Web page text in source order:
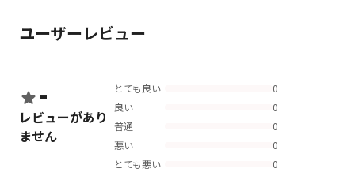
ユーザーレビュー
-
レビューがあり
ません
とても良い
0
良い
0
普通
0
悪い
0
とても悪い
0